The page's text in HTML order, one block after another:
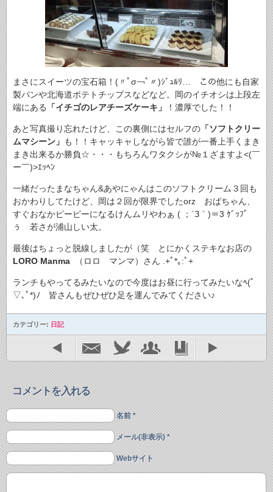
まさにスイーツの宝石箱！(〃ﾟσ￢ﾟ〃)ｼﾞｭﾙﾘ… この他にも自家
製パンや北海道ポテトチップスなどなど。岡のイチオシは上段左
端にある
「イチゴのレアチーズケーキ」 ！濃厚でした！！
あと写真撮り忘れたけど、この裏側にはセルフの 「ソフトクリー
ムマシーン」 も！！キャッキャしながら皆で誰が一番上手くまき
まき出来るか勝負☆・・・もちろんワタクシが№１ざますよ<(￣
ー￣)>ｴｯﾍﾝ
一緒だったまなちゃん&あやにゃんはこのソフトクリーム３回も
おかわりしてたけど、岡は２回が限界でしたorz おばちゃん、
すぐおなかピーピーになるけんムリやわぁ ( ；´З｀)＝3 ｹﾞｯﾌﾟ
ぅ 若さが浦山しい太。
最後はちょっと脱線しましたが（笑 とにかくステキなお店の
LORO Manma
（ロロ マンマ）さん .+ﾟ*｡:ﾟ+
ランチもやってるみたいなので今度はお昼に行ってみたいなﾍ(ﾟ
▽､ﾟ*)ﾉ 皆さんもぜひぜひ足を運んでみてください♪
カテゴリー: 日記
コメントを入れる
名前 *
メール(非表示) *
Webサイト